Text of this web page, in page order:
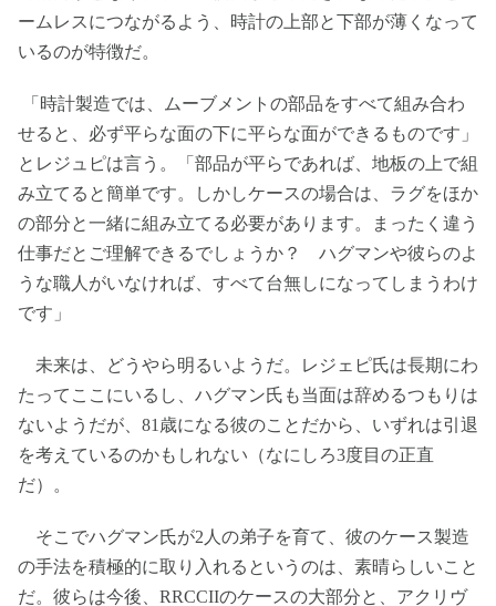
ームレスにつながるよう、時計の上部と下部が薄くなって
いるのが特徴だ。
「時計製造では、ムーブメントの部品をすべて組み合わ
せると、必ず平らな面の下に平らな面ができるものです」
とレジュピは言う。「部品が平らであれば、地板の上で組
み立てると簡単です。しかしケースの場合は、ラグをほか
の部分と一緒に組み立てる必要があります。まったく違う
仕事だとご理解できるでしょうか？ ハグマンや彼らのよ
うな職人がいなければ、すべて台無しになってしまうわけ
です」
未来は、どうやら明るいようだ。レジェピ氏は長期にわ
たってここにいるし、ハグマン氏も当面は辞めるつもりは
ないようだが、81歳になる彼のことだから、いずれは引退
を考えているのかもしれない（なにしろ3度目の正直
だ）。
そこでハグマン氏が2人の弟子を育て、彼のケース製造
の手法を積極的に取り入れるというのは、素晴らしいこと
だ。彼らは今後、RRCCIIのケースの大部分と、アクリヴ